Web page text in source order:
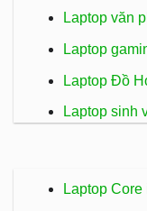
Laptop văn
Laptop
Laptop Đồ
Laptop sinh
Laptop Core